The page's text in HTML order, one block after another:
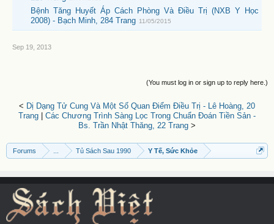
Bệnh Tăng Huyết Áp Cách Phòng Và Điều Trị (NXB Y Học
2008) - Bạch Minh, 284 Trang 11/05/2015
Sep 19, 2013
(You must log in or sign up to reply here.)
< Dị Dạng Tử Cung Và Một Số Quan Điểm Điều Trị - Lê Hoàng, 20
Trang
Các Chương Trình Sàng Lọc Trong Chuẩn Đoán Tiền Sản -
Bs. Trần Nhật Thăng, 22 Trang >
Forums Tủ Sách Sau 1990 Y Tế, Sức Khỏe